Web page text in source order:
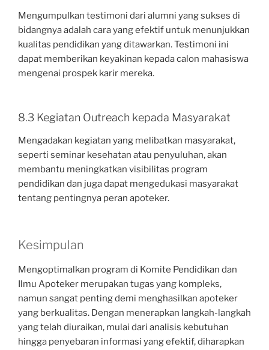
Mengumpulkan testimoni dari alumni yang sukses di
bidangnya adalah cara yang efektif untuk menunjukkan
kualitas pendidikan yang ditawarkan. Testimoni ini
dapat memberikan keyakinan kepada calon mahasiswa
mengenai prospek karir mereka.
8.3 Kegiatan Outreach kepada Masyarakat
Mengadakan kegiatan yang melibatkan masyarakat,
seperti seminar kesehatan atau penyuluhan, akan
membantu meningkatkan visibilitas program
pendidikan dan juga dapat mengedukasi masyarakat
tentang pentingnya peran apoteker.
Kesimpulan
Mengoptimalkan program di Komite Pendidikan dan
Ilmu Apoteker merupakan tugas yang kompleks,
namun sangat penting demi menghasilkan apoteker
yang berkualitas. Dengan menerapkan langkah-langkah
yang telah diuraikan, mulai dari analisis kebutuhan
hingga penyebaran informasi yang efektif, diharapkan